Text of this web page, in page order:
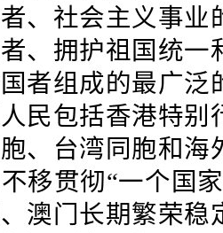
、社会主义事业
、拥护祖国统一
者组成的最广泛
民包括香港特别
、台湾同胞和海
移贯彻“一个国
澳门长期繁荣稳